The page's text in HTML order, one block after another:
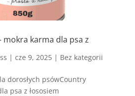
mokra karma dla psa z
| cze 9, 2025| Bez kategorii
dorosłych psówCountry
psa z łososiem